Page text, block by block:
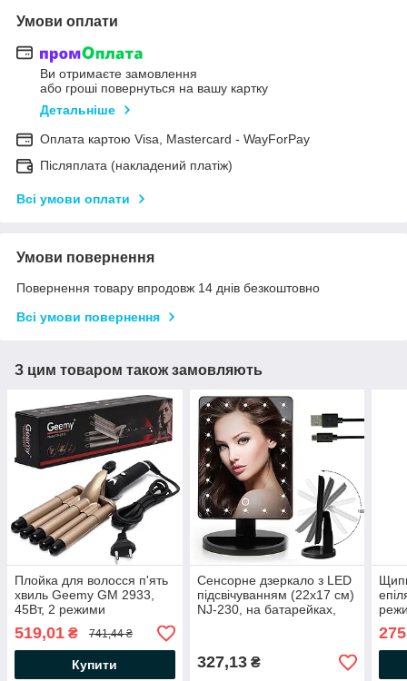
Умови оплати
Ви отримаєте замовлення
або гроші повернуться на вашу картку
Детальніше
Оплата картою Visa, Mastercard - WayForPay
Післяплата (накладений платіж)
Всі умови оплати
Умови повернення
Повернення товару впродовж 14 днів безкоштовно
Всі умови повернення
З цим товаром також замовляють
Плойка для волосся п'ять
хвиль Geemy GM 2933,
45Вт, 2 режими
температури / Керамічна
плойка щипці для завивки
519,01 ₴ 741,44 ₴
Купити
Сенсорне дзеркало з LED
підсвічуванням (22x17 см)
NJ-230, на батарейках,
327,13₴
для